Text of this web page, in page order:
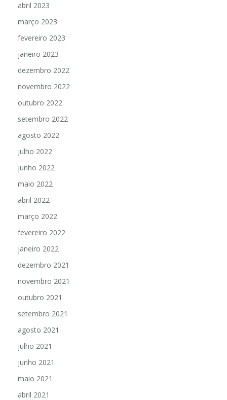
abril 2023
março 2023
fevereiro 2023
janeiro 2023
dezembro 2022
novembro 2022
outubro 2022
setembro 2022
agosto 2022
julho 2022
junho 2022
maio 2022
abril 2022
março 2022
fevereiro 2022
janeiro 2022
dezembro 2021
novembro 2021
outubro 2021
setembro 2021
agosto 2021
julho 2021
junho 2021
maio 2021
abril 2021